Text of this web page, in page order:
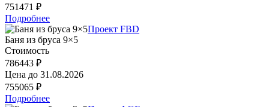
751471 ₽
Подробнее
Проект FBD
Баня из бруса 9×5
Стоимость
786443 ₽
Цена до 31.08.2026
755065 ₽
Подробнее